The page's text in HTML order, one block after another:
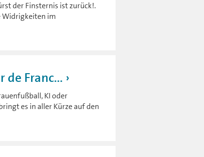
der Finsternis ist zurück!.
Widrigkeiten im
de Franc...
KI oder
es in aller Kürze auf den